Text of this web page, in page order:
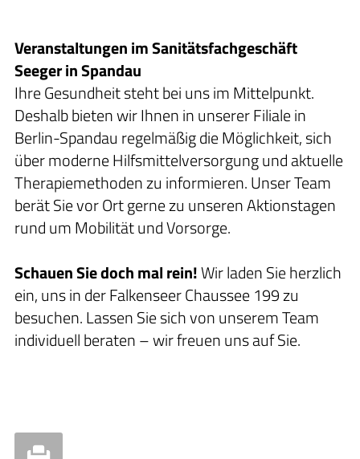
Veranstaltungen im Sanitätsfachgeschäft
Seeger in Spandau
Ihre Gesundheit steht bei uns im Mittelpunkt.
Deshalb bieten wir Ihnen in unserer Filiale in
Berlin-Spandau regelmäßig die Möglichkeit, sich
über moderne Hilfsmittelversorgung und aktuelle
Therapiemethoden zu informieren. Unser Team
berät Sie vor Ort gerne zu unseren Aktionstagen
rund um Mobilität und Vorsorge.
Schauen Sie doch mal rein!Wir laden Sie herzlich
ein, uns in der Falkenseer Chaussee 199 zu
besuchen. Lassen Sie sich von unserem Team
individuell beraten – wir freuen uns auf Sie.